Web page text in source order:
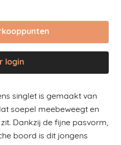
login
singlet is gemaakt van
soepel meebeweegt en
Dankzij de fijne pasvorm,
boord is dit jongens